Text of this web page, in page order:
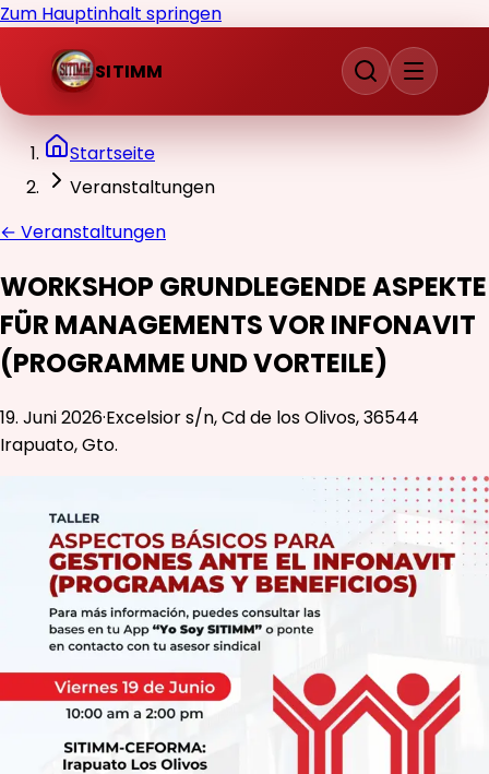
Zum Hauptinhalt springen
SITIMM
Startseite
Veranstaltungen
← Veranstaltungen
WORKSHOP GRUNDLEGENDE ASPEKTE
FÜR MANAGEMENTS VOR INFONAVIT
(PROGRAMME UND VORTEILE)
19. Juni 2026·Excelsior s/n, Cd de los Olivos, 36544
Irapuato, Gto.